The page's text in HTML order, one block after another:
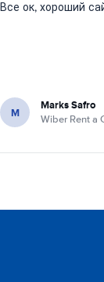
Все ок, хороший
M Marks Safro
Wiber Rent a